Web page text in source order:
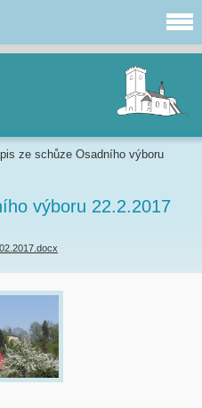
ze schůze Osadního výboru
výboru 22.2.2017